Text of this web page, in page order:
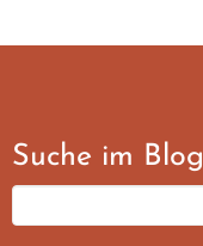
Suche im Blog